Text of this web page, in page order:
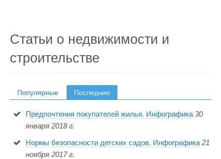
Статьи о недвижимости и
строительстве
Популярные Последние
Предпочтения покупателей жилья. Инфографика 30
января 2018 г.
Нормы безопасности детских садов. Инфографика 21
ноября 2017 г.